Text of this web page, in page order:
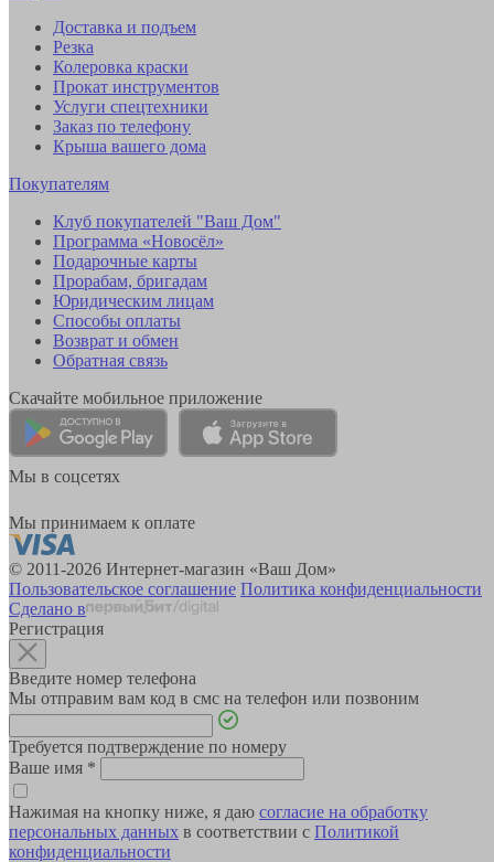
Доставка и подъем
Резка
Колеровка краски
Прокат инструментов
Услуги спецтехники
Заказ по телефону
Крыша вашего дома
Покупателям
Клуб покупателей "Ваш Дом"
Программа «Новосёл»
Подарочные карты
Прорабам, бригадам
Юридическим лицам
Способы оплаты
Возврат и обмен
Обратная связь
Скачайте мобильное приложение
Мы в соцсетях
Мы принимаем к оплате
© 2011-2026 Интернет-магазин «Ваш Дом»
Пользовательское соглашение Политика конфиденциальности
Сделано в
Регистрация
Введите номер телефона
Мы отправим вам код в смс на телефон или позвоним
Требуется подтверждение по номеру
Ваше имя *
Нажимая на кнопку ниже, я даю согласие на обработку
персональных данных в соответствии с Политикой
конфиденциальности